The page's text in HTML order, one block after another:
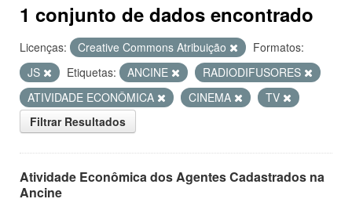
1 conjunto de dados encontrado
Licenças: Creative Commons Atribuição
Formatos:
JS
Etiquetas: ANCINE
RADIODIFUSORES
ATIVIDADE ECONÔMICA
CINEMA
TV
Filtrar Resultados
Atividade Econômica dos Agentes Cadastrados na
Ancine